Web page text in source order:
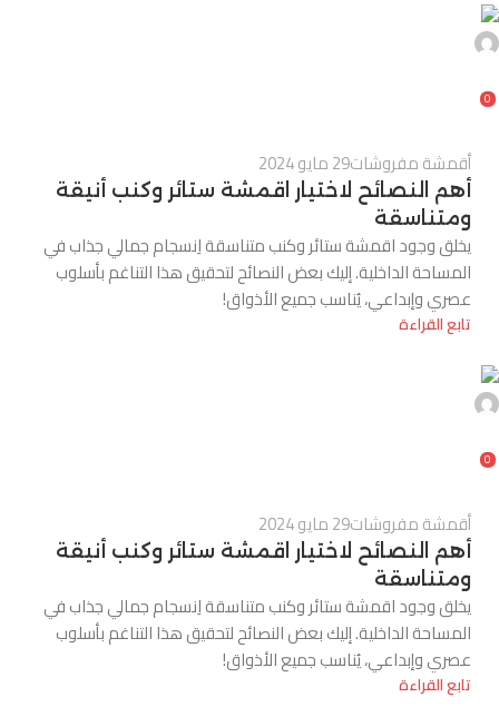
0
أقمشة مفروشات29 مايو 2024
أهم النصائح لاختيار اقمشة ستائر وكنب أنيقة
ومتناسقة
يخلق وجود اقمشة ستائر وكنب متناسقة اِنسجام جمالي جذاب في
المساحة الداخلية. إليك بعض النصائح لتحقيق هذا التناغم بأسلوب
عصري وإبداعي، يُناسب جميع الأذواق!
تابع القراءة
0
أقمشة مفروشات29 مايو 2024
أهم النصائح لاختيار اقمشة ستائر وكنب أنيقة
ومتناسقة
يخلق وجود اقمشة ستائر وكنب متناسقة اِنسجام جمالي جذاب في
المساحة الداخلية. إليك بعض النصائح لتحقيق هذا التناغم بأسلوب
عصري وإبداعي، يُناسب جميع الأذواق!
تابع القراءة